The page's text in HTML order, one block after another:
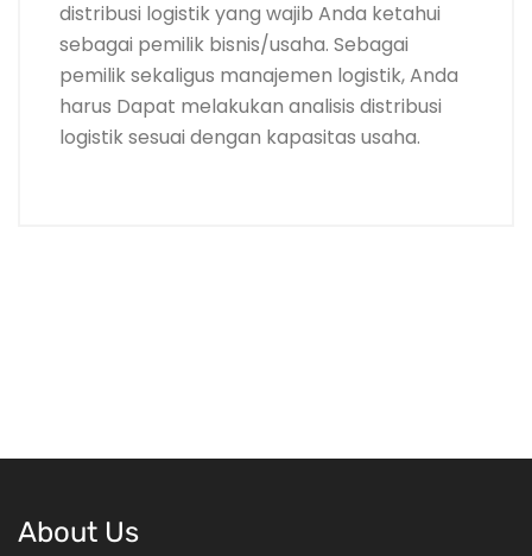
distribusi logistik yang wajib Anda ketahui
sebagai pemilik bisnis/usaha. Sebagai
pemilik sekaligus manajemen logistik, Anda
harus Dapat melakukan analisis distribusi
logistik sesuai dengan kapasitas usaha.
About Us